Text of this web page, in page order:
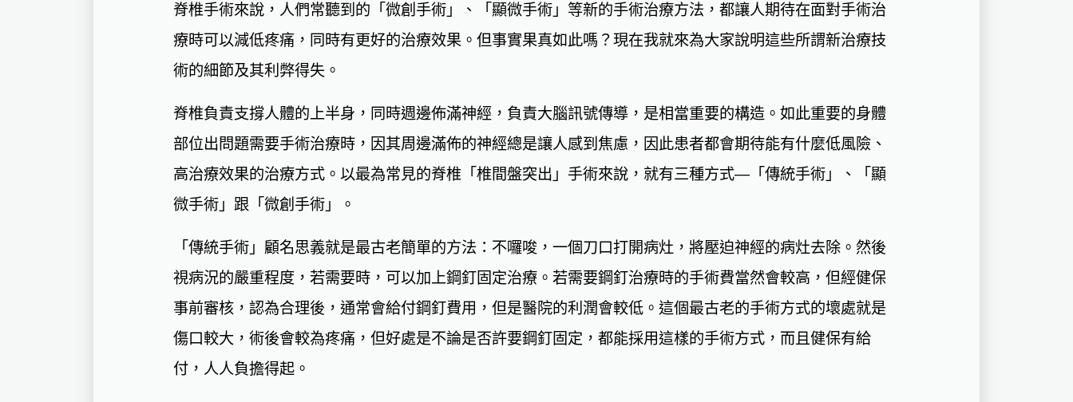
脊椎手術來說，人們常聽到的「微創手術」、「顯微手術」等新的手術治療方法，都讓人期待在面對手術治
療時可以減低疼痛，同時有更好的治療效果。但事實果真如此嗎？現在我就來為大家說明這些所謂新治療技
術的細節及其利弊得失。
脊椎負責支撐人體的上半身，同時週邊佈滿神經，負責大腦訊號傳導，是相當重要的構造。如此重要的身體
部位出問題需要手術治療時，因其周邊滿佈的神經總是讓人感到焦慮，因此患者都會期待能有什麼低風險、
高治療效果的治療方式。以最為常見的脊椎「椎間盤突出」手術來說，就有三種方式—「傳統手術」、「顯
微手術」跟「微創手術」。
「傳統手術」顧名思義就是最古老簡單的方法：不囉唆，一個刀口打開病灶，將壓迫神經的病灶去除。然後
視病況的嚴重程度，若需要時，可以加上鋼釘固定治療。若需要鋼釘治療時的手術費當然會較高，但經健保
事前審核，認為合理後，通常會給付鋼釘費用，但是醫院的利潤會較低。這個最古老的手術方式的壞處就是
傷口較大，術後會較為疼痛，但好處是不論是否許要鋼釘固定，都能採用這樣的手術方式，而且健保有給
付，人人負擔得起。